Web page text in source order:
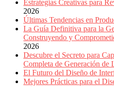
Estrategias Creativas para
2026
Últimas Tendencias en
La Guía Definitiva para la
Construyendo y
2026
Descubre el Secreto para
Completa de Generación de
El Futuro del Diseño de
Mejores Prácticas para el